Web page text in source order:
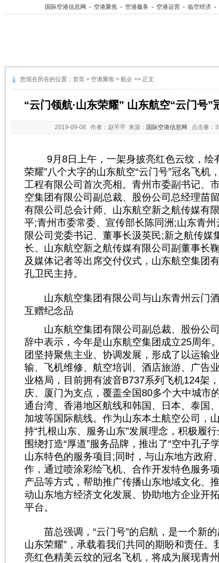
国际空港信息网 - 空港聚焦 - 空港服务 - 空港运营 - 临空经济 -
您现在所在的位置： 首页 > 空港聚焦 > 航企 >> 正文
“云门领航·山东荣耀” 山东航空“云门号”
2019-09-08 作者：赵芊芊 来源： 国际空港信息网 点击量：
9月8日上午，一架身披亮红色云纹，绘
荣耀”八个大字的山东航空“云门号”冠名飞机
工程有限公司首次亮相。青州市委副书记、
空集团有限公司副总裁、股份公司总经理苗
有限公司总会计师、山东航空新之航传媒有
平;青州市委常委、宣传部长陈同洲;山东青
限公司党委书记、董事长汲英民;新之航传媒
长、山东航空新之航传媒有限公司副董事长
及媒体记者等出席交付仪式，山东航空集团
孔卫民主持。
山东航空集团有限公司与山东青州云门
互赠纪念品
山东航空集团有限公司副总裁、股份公
辞中表示，今年是山东航空集团成立25周年
团坚持聚焦主业、协调发展，形成了以运输
输、飞机维修、航空培训、酒店旅游、广告
业格局，目前拥有波音B737系列飞机124架
庆、厦门为支点，覆盖全国80多个大中城市
通台湾、香港地区航线和韩国、日本、泰国
加坡等国际航线。作为山东本土航空公司，
持“扎根山东、服务山东”发展理念，积极履
围绕打造“厚道”服务品牌，推出了“空中孔子
山东特色的服务项目;同时，与山东地方政府
作，通过喷涂彩绘飞机、合作开发特色服务
产品等方式，帮助推广传播山东地域文化、
动山东地方经济文化发展、协助地方企业开
平台。
苗总强调，“云门号”的启航，是一个新的
山东荣耀”，承载着我们共同的期盼和责任。
亮红色精美云纹的冠名飞机，将成为展现青